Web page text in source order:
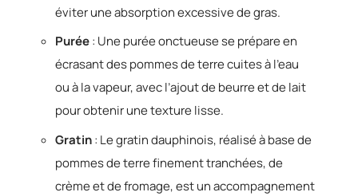
éviter une absorption excessive de gras.
Purée: Une purée onctueuse se prépare en
écrasant des pommes de terre cuites à l’eau
ou à la vapeur, avec l’ajout de beurre et de lait
pour obtenir une texture lisse.
Gratin: Le gratin dauphinois, réalisé à base de
pommes de terre finement tranchées, de
crème et de fromage, est un accompagnement